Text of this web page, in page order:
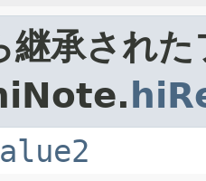
継承された